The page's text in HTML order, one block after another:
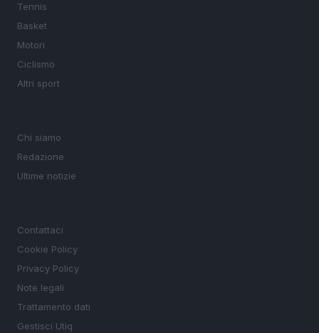
Tennis
Basket
Motori
Ciclismo
Altri sport
Chi siamo
Redazione
Ultime notizie
Contattaci
Cookie Policy
Privacy Policy
Note legali
Trattamento dati
Gestisci Utiq